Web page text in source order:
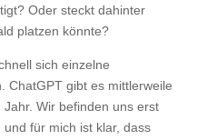
Oder steckt dahinter
platzen könnte?
sich einzelne
ChatGPT gibt es mittlerweile
Wir befinden uns erst
für mich ist klar, dass